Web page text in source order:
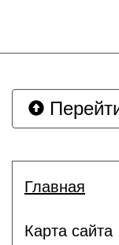
Главная
Карта сайта